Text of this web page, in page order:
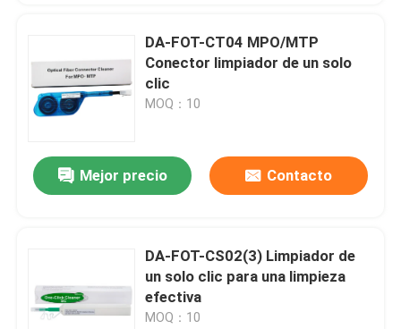
DA-FOT-CT04 MPO/MTP
Conector limpiador de un solo
clic
MOQ：10
Mejor precio Contacto
DA-FOT-CS02(3) Limpiador de
un solo clic para una limpieza
efectiva
MOQ：10